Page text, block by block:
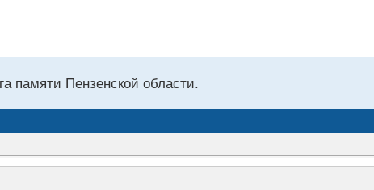
памяти Пензенской области.